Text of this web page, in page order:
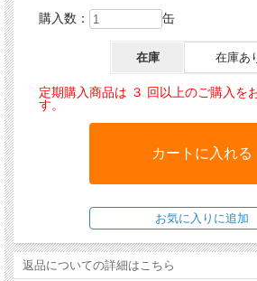
し、超高消化性の原材料を使用して
不振、体重減少が著しい状態の猫の
回復期の犬猫にとって大切なこと
とって高栄養食によるサポートは重
期に対処することで、死亡率や入院
がります。
・この食事療法食の対象 - 疾病回復
購入数： 缶
在庫 在庫あ
定期購入商品は ３ 回以上のご購入を
す。
返品についての詳細はこちら